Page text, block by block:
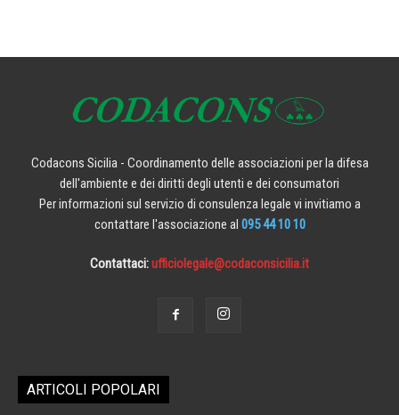
Codacons Sicilia - Coordinamento delle associazioni per la difesa
dell'ambiente e dei diritti degli utenti e dei consumatori
Per informazioni sul servizio di consulenza legale vi invitiamo a
contattare l'associazione al 095 44 10 10
Contattaci:ufficiolegale@codaconsicilia.it
ARTICOLI POPOLARI